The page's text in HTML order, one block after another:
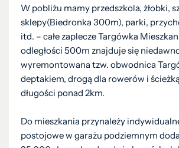
W pobliżu mamy przedszkola, żłobki,
sklepy(Biedronka 300m), parki,
itd. – całe zaplecze Targówka
odległości 500m znajduje się
wyremontowana tzw. obwodnica
deptakiem, drogą dla rowerów i
długości ponad 2km.
Do mieszkania przynależy
postojowe w garażu podziemnym